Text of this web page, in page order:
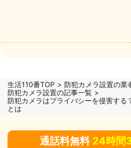
生活110番TOP
防犯カメラ設置の業
防犯カメラ設置の記事一覧
防犯カメラはプライバシーを侵害する
とは
通話料無料 24時間